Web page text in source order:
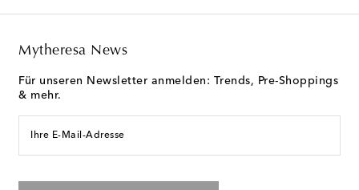
Mytheresa News
Für unseren Newsletter anmelden: Trends, Pre-Shoppings
& mehr.
Ihre E-Mail-Adresse